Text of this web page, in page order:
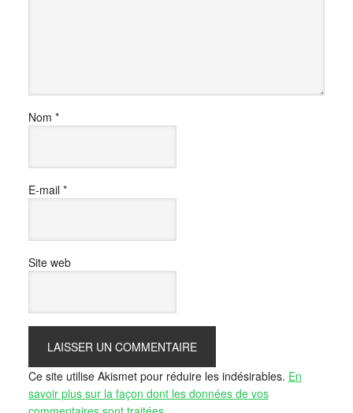
Nom *
E-mail *
Site web
Ce site utilise Akismet pour réduire les indésirables. En
savoir plus sur la façon dont les données de vos